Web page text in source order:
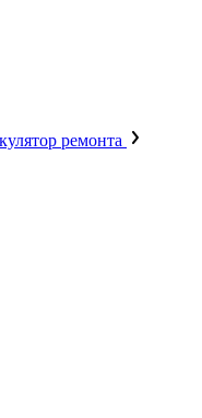
ремонта